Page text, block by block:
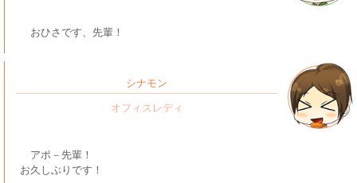
おひさです、先輩！
シナモン
アポ－先輩！
お久しぶりです！